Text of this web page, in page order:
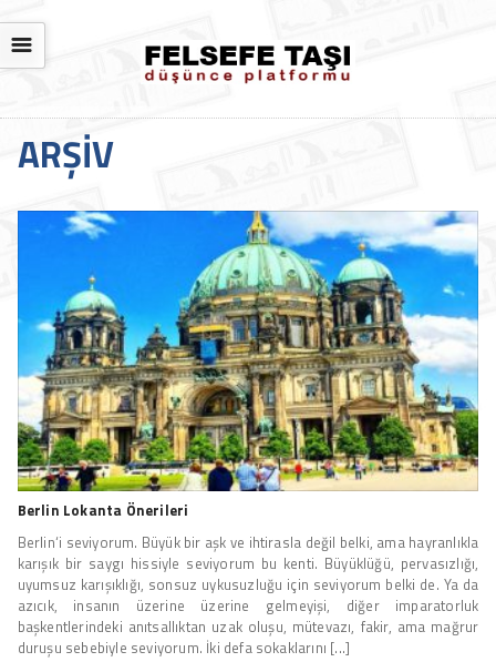
☰
ARŞIV
Berlin Lokanta Önerileri
Berlin‘i seviyorum. Büyük bir aşk ve ihtirasla değil belki, ama hayranlıkla
karışık bir saygı hissiyle seviyorum bu kenti. Büyüklüğü, pervasızlığı,
uyumsuz karışıklığı, sonsuz uykusuzluğu için seviyorum belki de. Ya da
azıcık, insanın üzerine üzerine gelmeyişi, diğer imparatorluk
başkentlerindeki anıtsallıktan uzak oluşu, mütevazı, fakir, ama mağrur
duruşu sebebiyle seviyorum. İki defa sokaklarını [...]